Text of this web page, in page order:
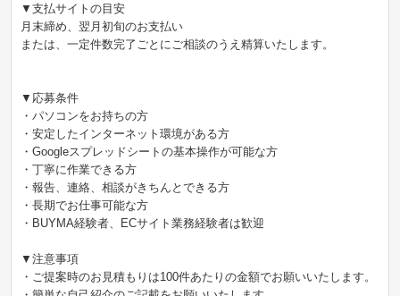
▼支払サイトの目安
月末締め、翌月初旬のお支払い
または、一定件数完了ごとにご相談のうえ精算いたします。
▼応募条件
・パソコンをお持ちの方
・安定したインターネット環境がある方
・Googleスプレッドシートの基本操作が可能な方
・丁寧に作業できる方
・報告、連絡、相談がきちんとできる方
・長期でお仕事可能な方
・BUYMA経験者、ECサイト業務経験者は歓迎
▼注意事項
・ご提案時のお見積もりは100件あたりの金額でお願いいたします。